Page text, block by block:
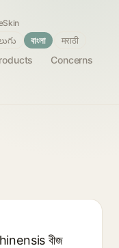
Concerns
বাংলা मराठी
বীজ